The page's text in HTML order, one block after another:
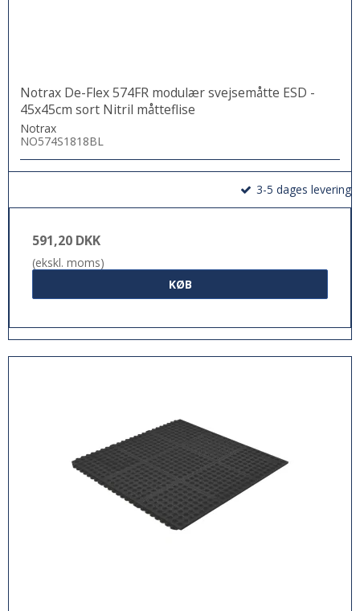
Notrax De-Flex 574FR modulær svejsemåtte ESD -
45x45cm sort Nitril måtteflise
Notrax
NO574S1818BL
3-5 dages levering
591,20 DKK
(ekskl. moms)
KØB